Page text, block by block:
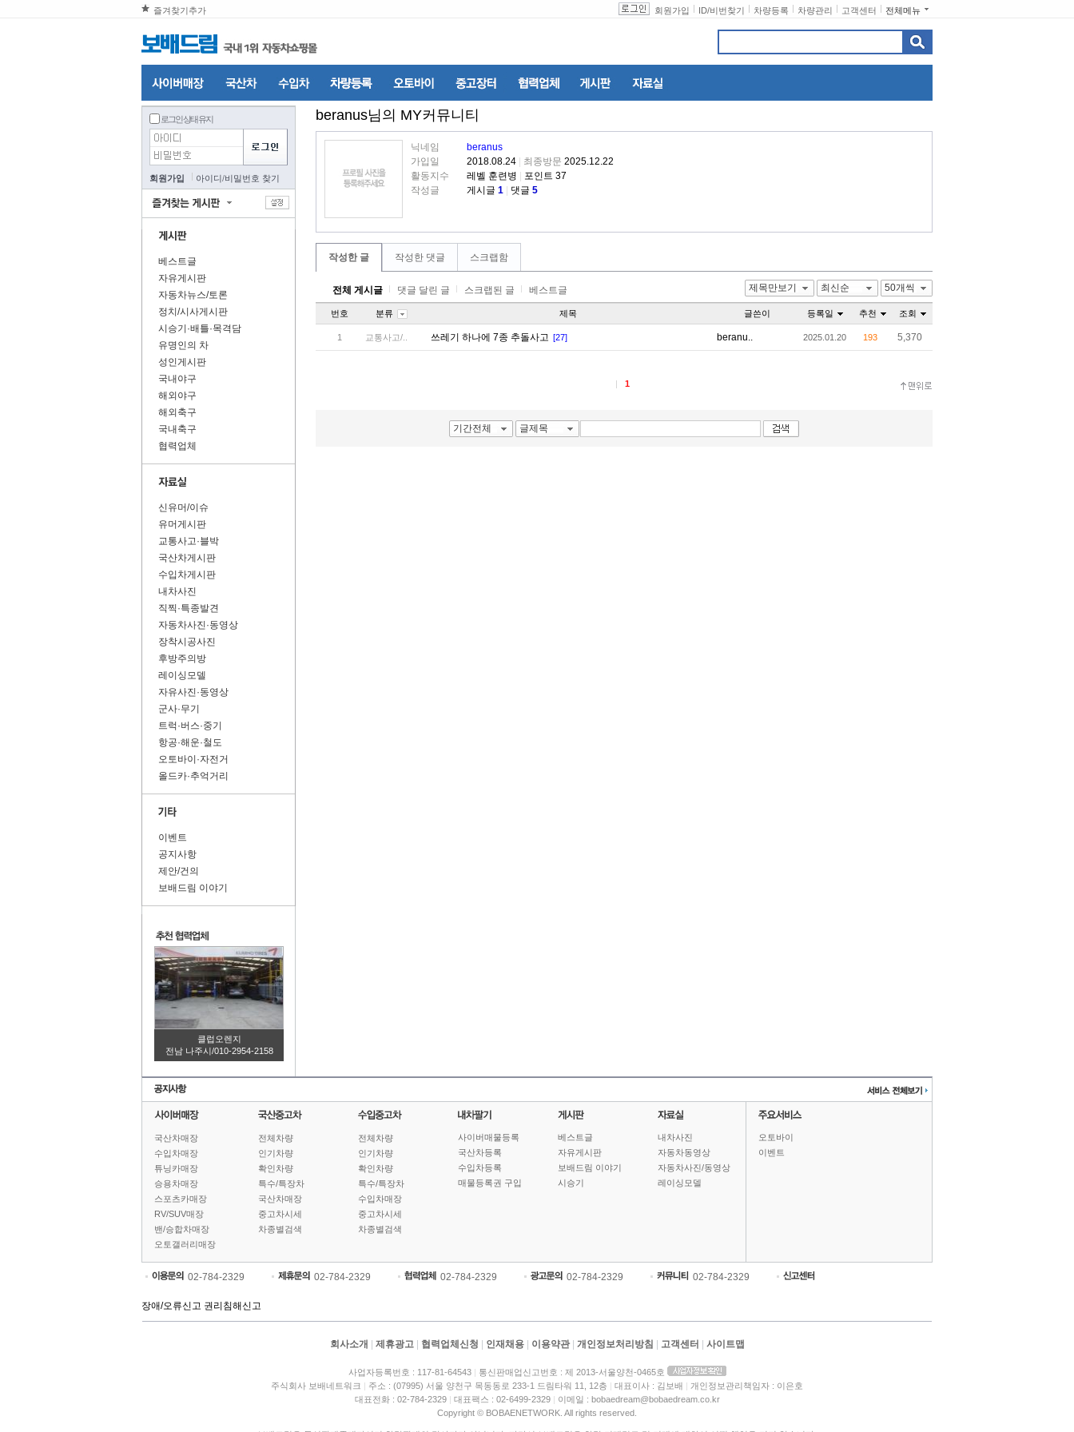
즐겨찾기추가 전체메뉴
고객센터
차량관리
차량등록
ID/비번찾기
회원가입
로그인 상태 유지
회원가입 아이디/비밀번호 찾기
베스트글
자유게시판
자동차뉴스/토론
정치/시사게시판
시승기·배틀·목격담
유명인의 차
성인게시판
국내야구
해외야구
해외축구
국내축구
협력업체
신유머/이슈
유머게시판
교통사고·블박
국산차게시판
수입차게시판
내차사진
직찍·특종발견
자동차사진·동영상
장착시공사진
후방주의방
레이싱모델
자유사진·동영상
군사·무기
트럭·버스·중기
항공·해운·철도
오토바이·자전거
올드카·추억거리
이벤트
공지사항
제안/건의
보배드림 이야기
클럽오렌지
전남 나주시/010-2954-2158
beranus님의 MY커뮤니티
닉네임
beranus
가입일
2018.08.24 최종방문 2025.12.22
활동지수
레벨 훈련병
포인트 37
작성글
게시글 1 댓글 5
작성한 글 작성한 댓글 스크랩함
전체 게시글 댓글 달린 글 스크랩된 글 베스트글 제목만보기 최신순 50개씩
번호 분류 제목 글쓴이 등록일 추천 조회
1 교통사고/.. 쓰레기 하나에 7종 추돌사고 [27] beranu.. 2025.01.20 193 5,370
1
기간전체 글제목
국산차매장
수입차매장
튜닝카매장
승용차매장
스포츠카매장
RV/SUV매장
밴/승합차매장
오토갤러리매장
전체차량
인기차량
확인차량
특수/특장차
국산차매장
중고차시세
차종별검색
전체차량
인기차량
확인차량
특수/특장차
수입차매장
중고차시세
차종별검색
사이버매물등록
국산차등록
수입차등록
매물등록권 구입
베스트글
자유게시판
보배드림 이야기
시승기
내차사진
자동차동영상
자동차사진/동영상
레이싱모델
오토바이
이벤트
02-784-2329 02-784-2329 02-784-2329 02-784-2329 02-784-2329
장애/오류신고 권리침해신고
회사소개 제휴광고 협력업체신청 인재채용 이용약관 개인정보처리방침 고객센터 사이트맵
사업자등록번호 : 117-81-64543 | 통신판매업신고번호 : 제 2013-서울양천-0465호
주식회사 보배네트워크 | 주소 : (07995) 서울 양천구 목동동로 233-1 드림타워 11, 12층 | 대표이사 : 김보배 | 개인정보관리책임자 : 이은호
대표전화 : 02-784-2329 | 대표팩스 : 02-6499-2329 | 이메일 : bobaedream@bobaedream.co.kr
Copyright © BOBAENETWORK. All rights reserved.